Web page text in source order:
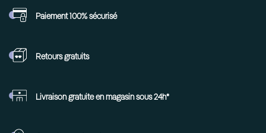
Paiement 100%sécurisé
Retoursgratuits
Livraison gratuite en magasin sous 24h*